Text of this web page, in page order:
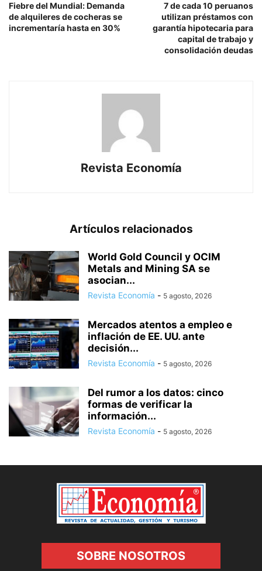
Fiebre del Mundial: Demanda
de alquileres de cocheras se
incrementaría hasta en 30%
7 de cada 10 peruanos
utilizan préstamos con
garantía hipotecaria para
capital de trabajo y
consolidación deudas
Revista Economía
Artículos relacionados
World Gold Council y OCIM
Metals and Mining SA se
asocian...
Revista Economía - 5 agosto, 2026
Mercados atentos a empleo e
inflación de EE. UU. ante
decisión...
Revista Economía - 5 agosto, 2026
Del rumor a los datos: cinco
formas de verificar la
información...
Revista Economía - 5 agosto, 2026
SOBRE NOSOTROS